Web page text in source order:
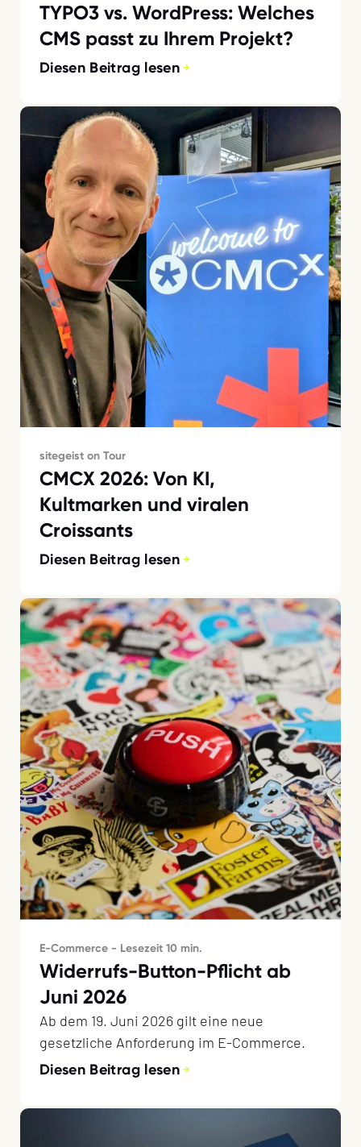
TYPO3 vs. WordPress: Welches
CMS passt zu Ihrem Projekt?
Diesen Beitrag lesen
sitegeist on Tour
CMCX 2026: Von KI,
Kultmarken und viralen
Croissants
Diesen Beitrag lesen
E-Commerce - Lesezeit 10 min.
Widerrufs-Button-Pflicht ab
Juni 2026
Ab dem 19. Juni 2026 gilt eine neue
gesetzliche Anforderung im E-Commerce.
Diesen Beitrag lesen